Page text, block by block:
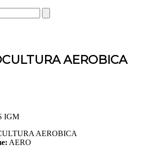
AEROBICA
IGM
AEROBICA
AERO